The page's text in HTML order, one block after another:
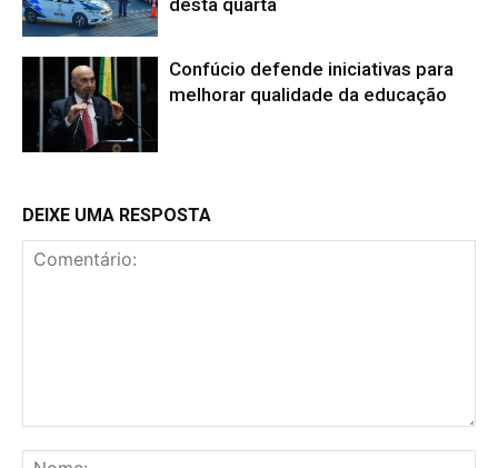
desta quarta
Confúcio defende iniciativas para
melhorar qualidade da educação
DEIXE UMA RESPOSTA